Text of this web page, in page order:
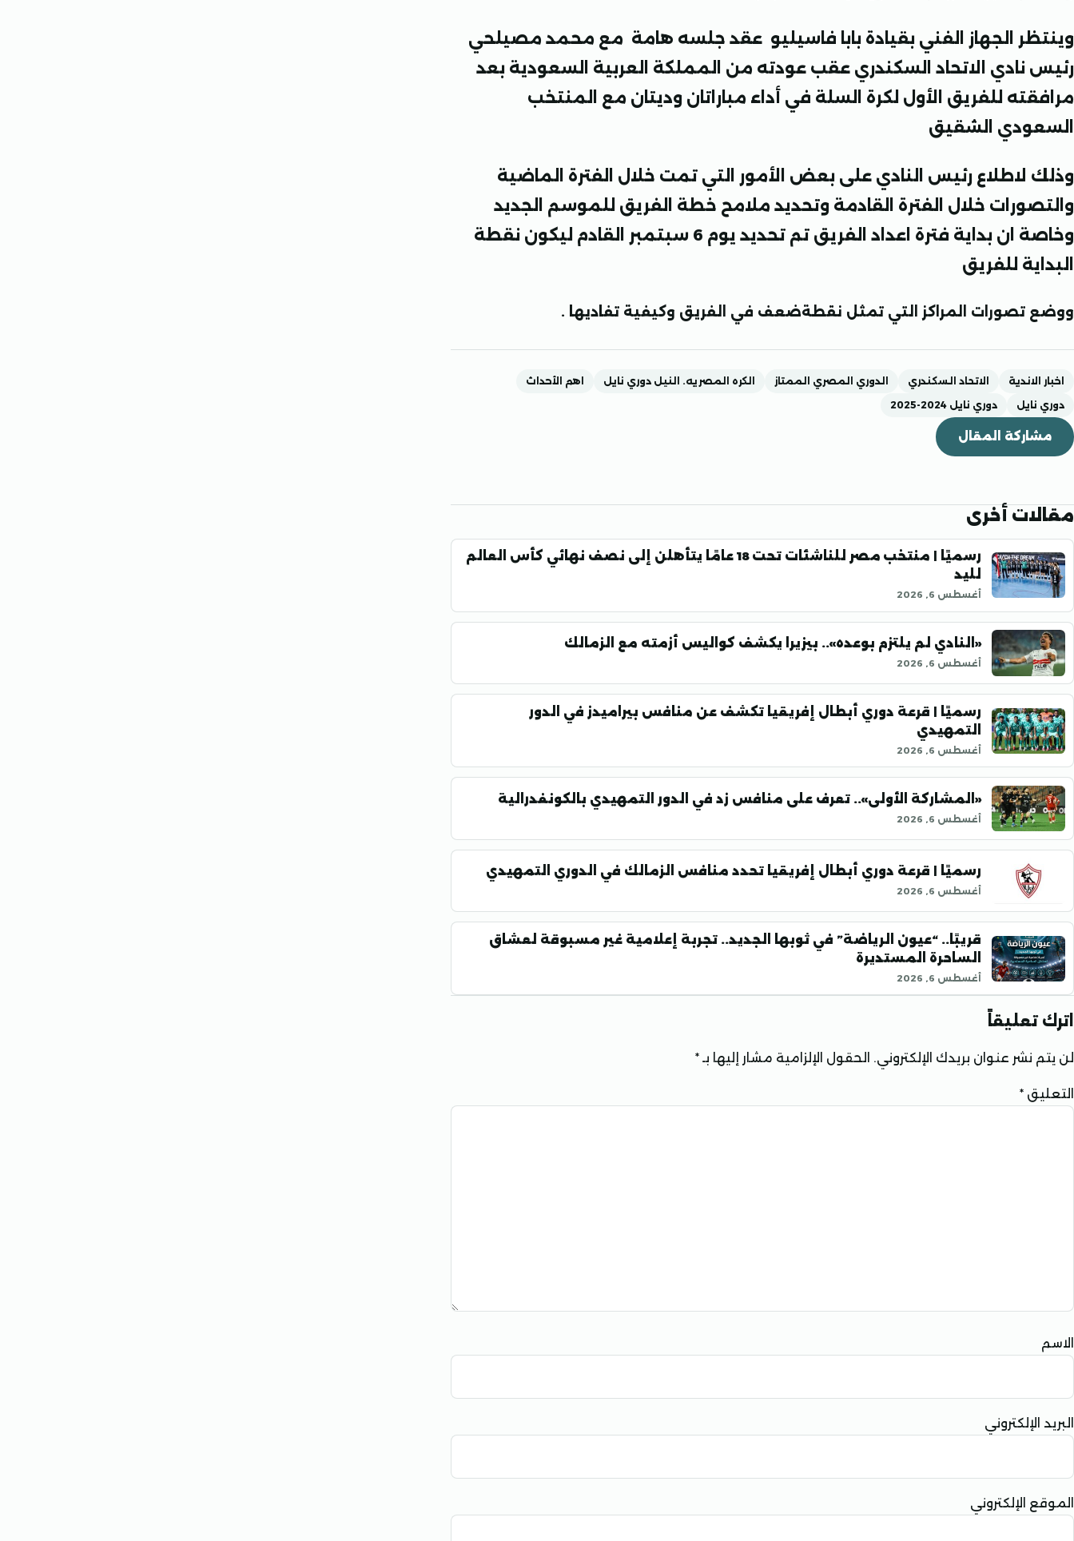
وينتظر الجهاز الفني بقيادة بابا فاسيليو عقد جلسه هامة مع محمد مصيلحي
رئيس نادي الاتحاد السكندري عقب عودته من المملكة العربية السعودية بعد
مرافقته للفريق الأول لكرة السلة في أداء مباراتان وديتان مع المنتخب
السعودي الشقيق
وذلك لاطلاع رئيس النادي على بعض الأمور التي تمت خلال الفترة الماضية
والتصورات خلال الفترة القادمة وتحديد ملامح خطة الفريق للموسم الجديد
وخاصة ان بداية فترة اعداد الفريق تم تحديد يوم 6 سبتمبر القادم ليكون نقطة
البداية للفريق
ووضع تصورات المراكز التي تمثل نقطةضعف في الفريق وكيفية تفاديها .
اخبار الاندية الاتحاد السكندري الدوري المصري الممتاز الكره المصريه. النيل دوري نايل
اهم الأحداث
دوري نايل
دوري نايل 2024-2025
مشاركة المقال
مقالات أخرى
رسميًا | منتخب مصر للناشئات تحت 18 عامًا يتأهلن إلى نصف نهائي كأس العالم
لليد
أغسطس 6, 2026
«النادي لم يلتزم بوعده».. بيزيرا يكشف كواليس أزمته مع الزمالك
أغسطس 6, 2026
رسميًا | قرعة دوري أبطال إفريقيا تكشف عن منافس بيراميدز في الدور
التمهيدي
أغسطس 6, 2026
«المشاركة الأولى».. تعرف على منافس زد في الدور التمهيدي بالكونفدرالية
أغسطس 6, 2026
رسميًا | قرعة دوري أبطال إفريقيا تحدد منافس الزمالك في الدوري التمهيدي
أغسطس 6, 2026
قريبًا.. “عيون الرياضة” في ثوبها الجديد.. تجربة إعلامية غير مسبوقة لعشاق
الساحرة المستديرة
أغسطس 6, 2026
اترك تعليقاً
لن يتم نشر عنوان بريدك الإلكتروني. الحقول الإلزامية مشار إليها بـ *
التعليق *
الاسم
البريد الإلكتروني
الموقع الإلكتروني